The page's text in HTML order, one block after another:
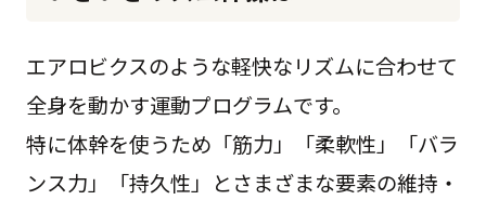
エアロビクスのような軽快なリズムに合わせて
全身を動かす運動プログラムです。
特に体幹を使うため「筋力」「柔軟性」「バラ
ンス力」「持久性」とさまざまな要素の維持・